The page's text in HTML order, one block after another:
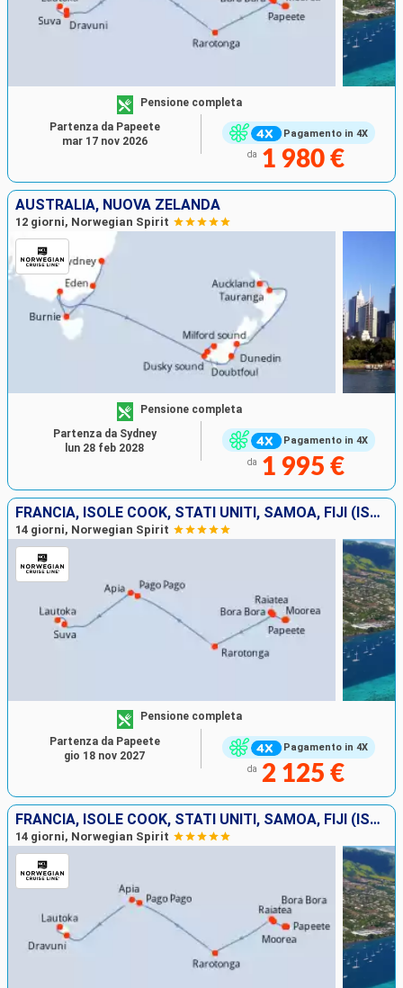
Pagamento in 4X
Pensione completa
da 1 980 €
Partenza da Papeete
mar 17 nov 2026
AUSTRALIA, NUOVA ZELANDA
12 giorni, Norwegian Spirit
Pagamento in 4X
Pensione completa
da 1 995 €
Partenza da Sydney
lun 28 feb 2028
FRANCIA, ISOLE COOK, STATI UNITI, SAMOA, FIJI (ISOLE)
14 giorni, Norwegian Spirit
Pagamento in 4X
Pensione completa
da 2 125 €
Partenza da Papeete
gio 18 nov 2027
FRANCIA, ISOLE COOK, STATI UNITI, SAMOA, FIJI (ISOLE)
14 giorni, Norwegian Spirit